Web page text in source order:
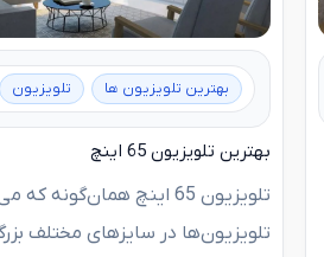
بهترین تلویزیون ها تلویزیون
بهترین تلویزیون 65 اینچ
تلویزیون 65 اینچ همان‌گونه
تلویزیون‌ها در سایزهای مختلف